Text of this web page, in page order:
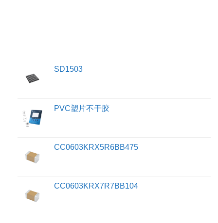
SD1503
PVC塑片不干胶
CC0603KRX5R6BB475
CC0603KRX7R7BB104